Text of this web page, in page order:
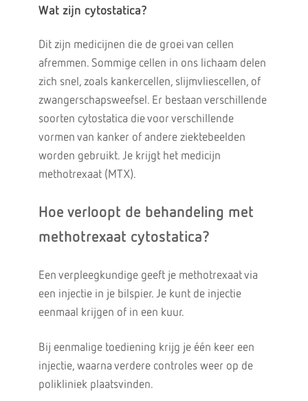
Wat zijn cytostatica?
Dit zijn medicijnen die de groei van cellen
afremmen. Sommige cellen in ons lichaam delen
zich snel, zoals kankercellen, slijmvliescellen, of
zwangerschapsweefsel. Er bestaan verschillende
soorten cytostatica die voor verschillende
vormen van kanker of andere ziektebeelden
worden gebruikt. Je krijgt het medicijn
methotrexaat (MTX).
Hoe verloopt de behandeling met
methotrexaat cytostatica?
Een verpleegkundige geeft je methotrexaat via
een injectie in je bilspier. Je kunt de injectie
eenmaal krijgen of in een kuur.
Bij eenmalige toediening krijg je één keer een
injectie, waarna verdere controles weer op de
polikliniek plaatsvinden.